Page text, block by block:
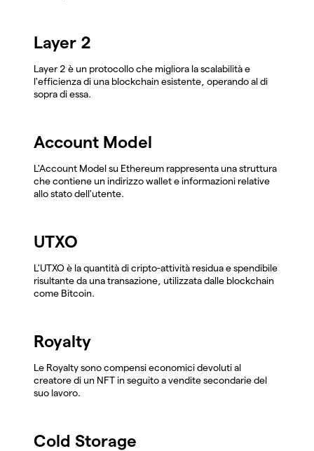
Layer 2
Layer 2 è un protocollo che migliora la scalabilità e
l'efficienza di una blockchain esistente, operando al di
sopra di essa.
Account Model
L'Account Model su Ethereum rappresenta una struttura
che contiene un indirizzo wallet e informazioni relative
allo stato dell'utente.
UTXO
L'UTXO è la quantità di cripto-attività residua e spendibile
risultante da una transazione, utilizzata dalle blockchain
come Bitcoin.
Royalty
Le Royalty sono compensi economici devoluti al
creatore di un NFT in seguito a vendite secondarie del
suo lavoro.
Cold Storage